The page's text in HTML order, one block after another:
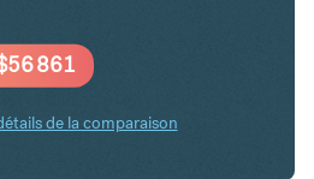
56 861
de la comparaison